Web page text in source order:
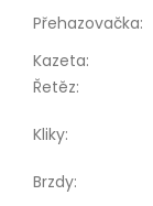
Přehazovačka:
Kazeta:
Řetěz:
Kliky:
Brzdy: